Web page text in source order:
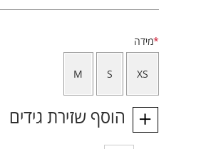
*מידה
XS
S
M
הוסף שזירת גידים